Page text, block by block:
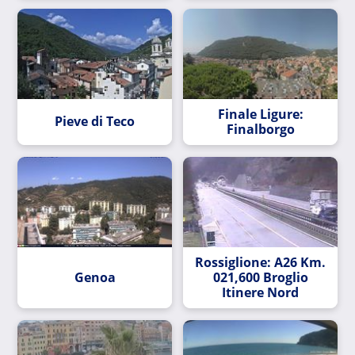
Pieve di Teco
Finale Ligure:
Finalborgo
Genoa
Rossiglione: A26 Km.
021,600 Broglio
Itinere Nord